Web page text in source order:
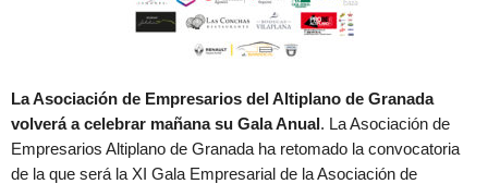
La Asociación de Empresarios del Altiplano de Granada
volverá a celebrar mañana su Gala Anual. La Asociación de
Empresarios Altiplano de Granada ha retomado la convocatoria
de la que será la XI Gala Empresarial de la Asociación de